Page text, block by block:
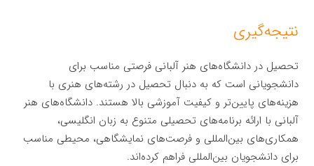
نتیجه‌گیری
تحصیل در دانشگاه‌های هنر آلبانی فرصتی مناسب برای
دانشجویانی است که به دنبال تحصیل در رشته‌های هنری با
هزینه‌های پایین‌تر و کیفیت آموزشی بالا هستند. دانشگاه‌های هنر
آلبانی با ارائه برنامه‌های تحصیلی متنوع به زبان انگلیسی،
همکاری‌های بین‌المللی و فرصت‌های نمایشگاهی، محیطی مناسب
برای دانشجویان بین‌المللی فراهم کرده‌اند.